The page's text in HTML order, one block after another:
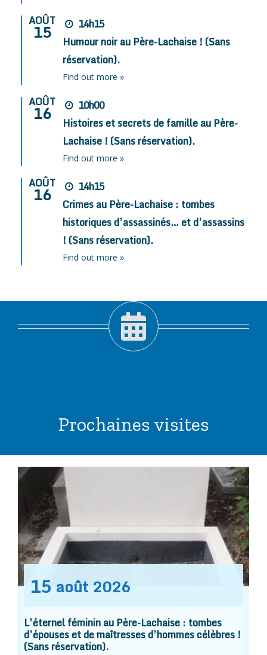
AOÛT
15
14h15
Humour noir au Père-Lachaise ! (Sans
réservation).
Find out more »
AOÛT
16
10h00
Histoires et secrets de famille au Père-
Lachaise ! (Sans réservation).
Find out more »
AOÛT
16
14h15
Crimes au Père-Lachaise : tombes
historiques d’assassinés… et d’assassins
! (Sans réservation).
Find out more »
Prochaines visites
15 août 2026
L’éternel féminin au Père-Lachaise : tombes
d’épouses et de maîtresses d’hommes célèbres !
(Sans réservation).